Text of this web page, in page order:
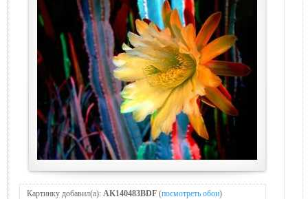
Картинку добавил(а): AK140483BDF (посмотреть обои)